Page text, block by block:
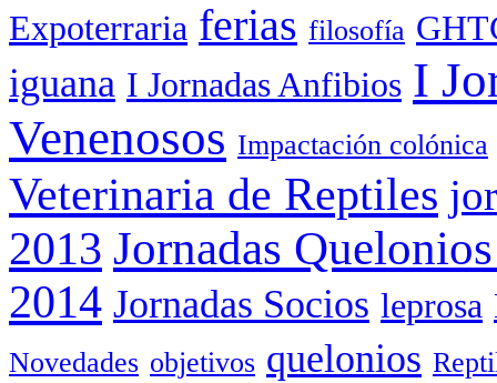
Expoterraria ferias filosofía
iguana I Jornadas Anfibios I
Venenosos Impactación colónica
Veterinaria de Reptiles
2013 Jornadas
2014 Jornadas Socios leprosa
Novedades objetivos quelonios